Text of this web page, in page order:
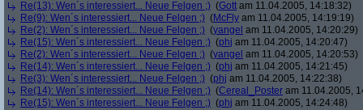
Re(13): Wen´s interessiert... Neue Felgen ;) (Gott am 11.04.2005, 14:18:32)
Re(9): Wen´s interessiert... Neue Felgen ;) (McFly am 11.04.2005, 14:19:19)
Re(2): Wen´s interessiert... Neue Felgen ;) (yangel am 11.04.2005, 14:20:29)
Re(15): Wen´s interessiert... Neue Felgen ;) (phj am 11.04.2005, 14:20:47)
Re(2): Wen´s interessiert... Neue Felgen ;) (yangel am 11.04.2005, 14:20:53)
Re(14): Wen´s interessiert... Neue Felgen ;) (phj am 11.04.2005, 14:21:45)
Re(3): Wen´s interessiert... Neue Felgen ;) (phj am 11.04.2005, 14:22:38)
Re(14): Wen´s interessiert... Neue Felgen ;) (Cereal_Poster am 11.04.2005,
Re(15): Wen´s interessiert... Neue Felgen ;) (phj am 11.04.2005, 14:24:48)